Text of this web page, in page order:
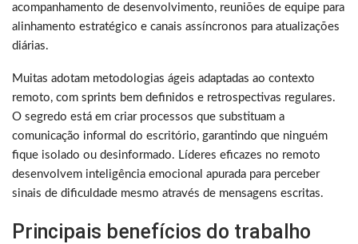
acompanhamento de desenvolvimento, reuniões de equipe para
alinhamento estratégico e canais assíncronos para atualizações
diárias.
Muitas adotam metodologias ágeis adaptadas ao contexto
remoto, com sprints bem definidos e retrospectivas regulares.
O segredo está em criar processos que substituam a
comunicação informal do escritório, garantindo que ninguém
fique isolado ou desinformado. Líderes eficazes no remoto
desenvolvem inteligência emocional apurada para perceber
sinais de dificuldade mesmo através de mensagens escritas.
Principais benefícios do trabalho